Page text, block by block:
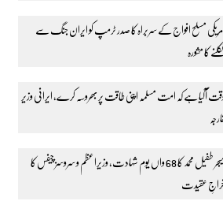
مسلح افواج کے سربراہ کا صدر ٹرمپ کو ایران جنگ سے
کا مشورہ
آگیا ہے کہ امت مسلمہ اپنی طاقت پر بھروسہ کرے، ایرانی وزیر
میجر طفیل محمد کا 68 واں یوم شہادت، وزیراعظم و سروسز چیفس کا
عقیدت